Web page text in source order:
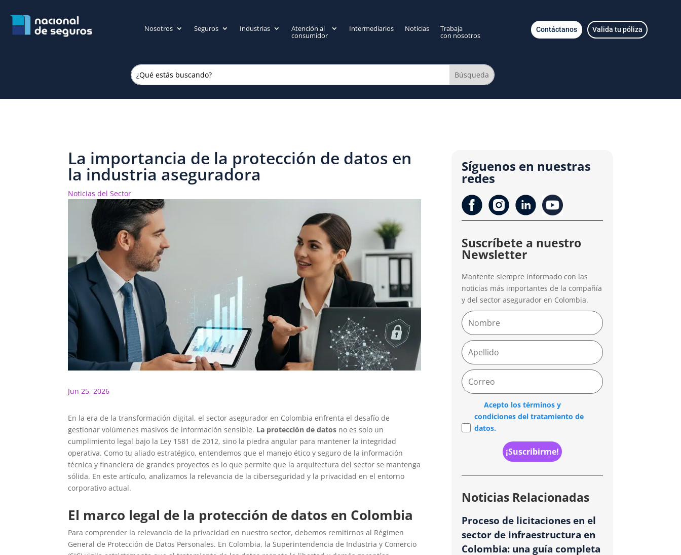
Nosotros Seguros Industrias Atención al
consumidor
Intermediarios Noticias Trabaja
con nosotros
Contáctanos Valida tu póliza
La importancia de la protección de datos en
la industria aseguradora
Noticias del Sector
Jun 25, 2026
En la era de la transformación digital, el sector asegurador en Colombia enfrenta el desafío de
gestionar volúmenes masivos de información sensible. La protección de datos no es solo un
cumplimiento legal bajo la Ley 1581 de 2012, sino la piedra angular para mantener la integridad
operativa. Como tu aliado estratégico, entendemos que el manejo ético y seguro de la información
técnica y financiera de grandes proyectos es lo que permite que la arquitectura del sector se mantenga
sólida. En este artículo, analizamos la relevancia de la ciberseguridad y la privacidad en el entorno
corporativo actual.
El marco legal de la protección de datos en Colombia
Para comprender la relevancia de la privacidad en nuestro sector, debemos remitirnos al Régimen
General de Protección de Datos Personales. En Colombia, la Superintendencia de Industria y Comercio
Síguenos en nuestras
redes
Suscríbete a nuestro
Newsletter
Mantente siempre informado con las
noticias más importantes de la compañía
y del sector asegurador en Colombia.
Acepto los términos y
condiciones del tratamiento de
datos.
Noticias Relacionadas
Proceso de licitaciones en el
sector de infraestructura en
Colombia: una guía completa